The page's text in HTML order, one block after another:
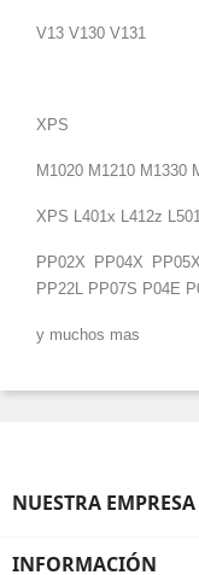
V13 V130 V131
XPS
M1020 M1210 M1330
XPS L401x L412z
PP02X PP04X
PP22L PP07S P04E
y muchos mas
NUESTRA EMPRESA
INFORMACIÓN